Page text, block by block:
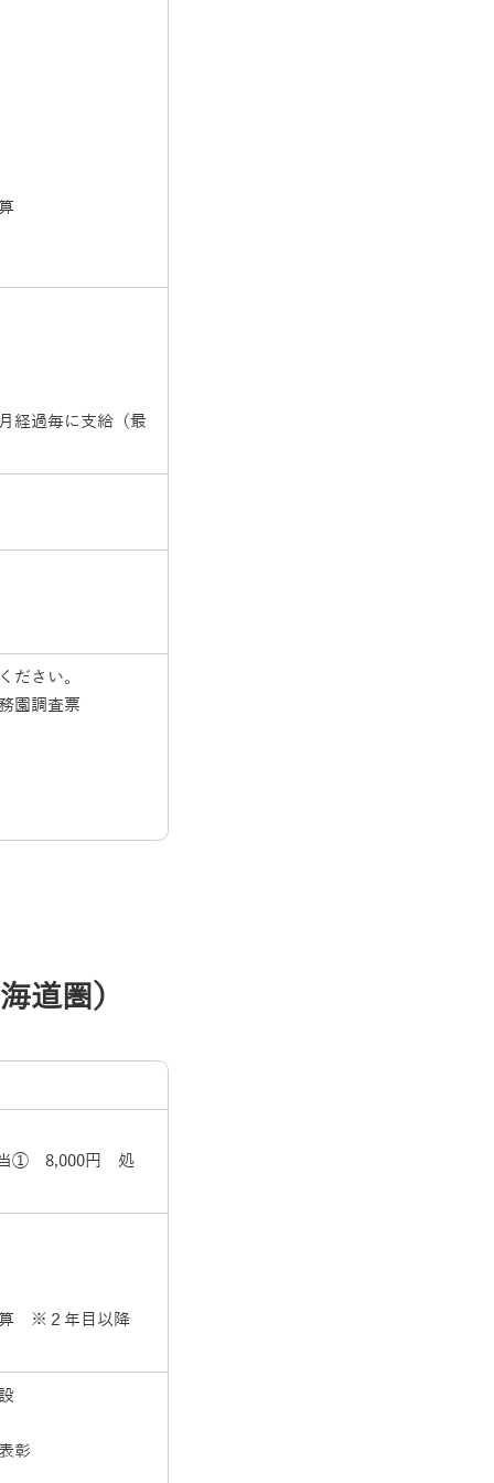
算
経過毎に支給（最
ださい。
園調査票
道圏）
当➀ 8,000円 処
算 ※２年目以降
彰